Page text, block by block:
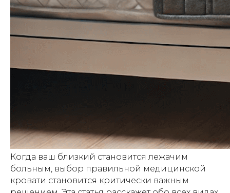
Когда ваш близкий становится лежачим
больным, выбор правильной медицинской
кровати становится критически важным